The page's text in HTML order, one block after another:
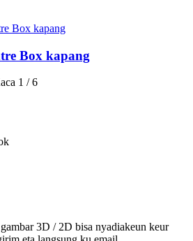
Box kapang
1 / 6
3D / 2D bisa nyadiakeun keur